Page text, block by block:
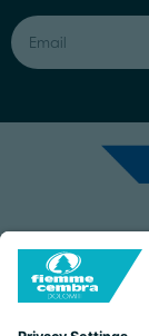
Capitale
COOKIES IMPRINT